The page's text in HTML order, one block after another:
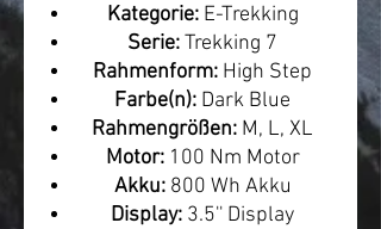
Kategorie:E-Trekking
Serie:Trekking 7
Rahmenform: High Step
Farbe(n): Dark Blue
Rahmengrößen: M, L, XL
Motor:100 Nm Motor
Akku:800 Wh Akku
Display: 3.5'' Display